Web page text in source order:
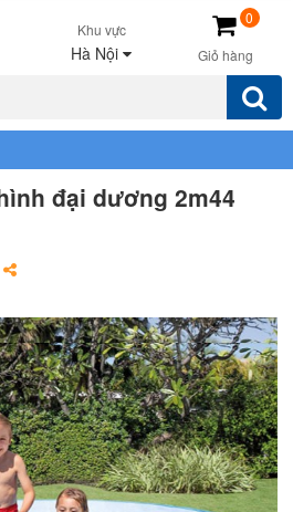
Khu vực
Hà Nội Giỏ hàng
0
đại dương 2m44